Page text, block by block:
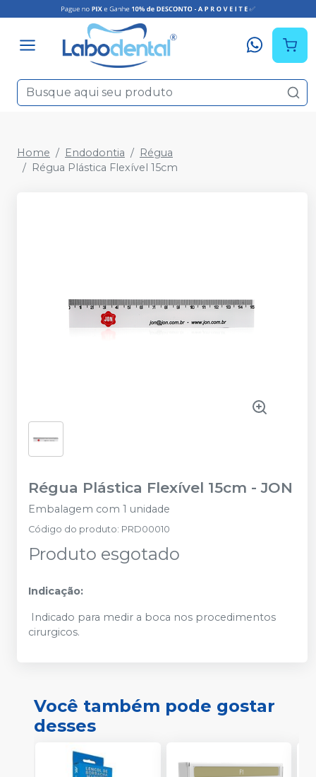
Home Endodontia
Régua
Régua Plástica Flexível 15cm
Régua Plástica Flexível 15cm - JON
Embalagem com 1 unidade
Código do produto: PRD00010
Produto esgotado
Indicação:
Indicado para medir a boca nos procedimentos
cirurgicos.
Você também pode gostar
desses